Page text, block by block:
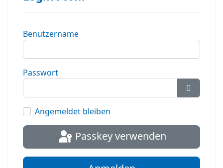
Benutzername
Passwort
Angemeldet bleiben
Passkey verwenden